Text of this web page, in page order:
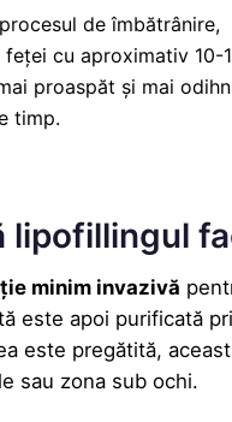
de îmbătrânire,
cu aproximativ 10-
proaspăt și mai
timp.
lipofillingul
minim invazivă
este apoi purificată
este pregătită,
sau zona sub ochi.